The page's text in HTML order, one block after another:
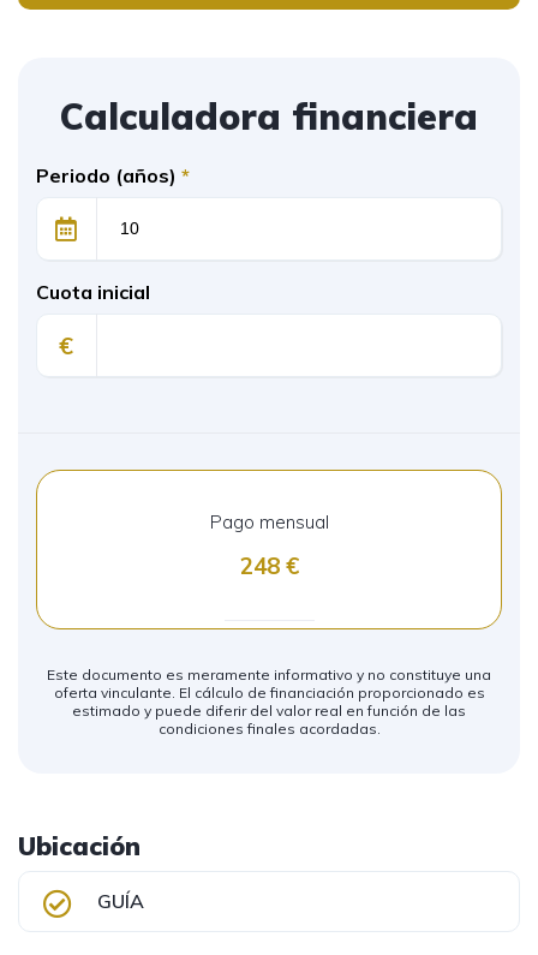
Calculadora financiera
Periodo (años) *
Cuota inicial
Pago mensual
248
Este documento es meramente informativo y no constituye una
oferta vinculante. El cálculo de financiación proporcionado es
estimado y puede diferir del valor real en función de las
condiciones finales acordadas.
Ubicación
GUÍA